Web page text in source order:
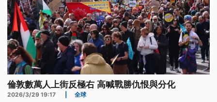
倫敦數萬人上街反極右 高喊戰勝仇恨與分化
2026/3/29 19:17 全球